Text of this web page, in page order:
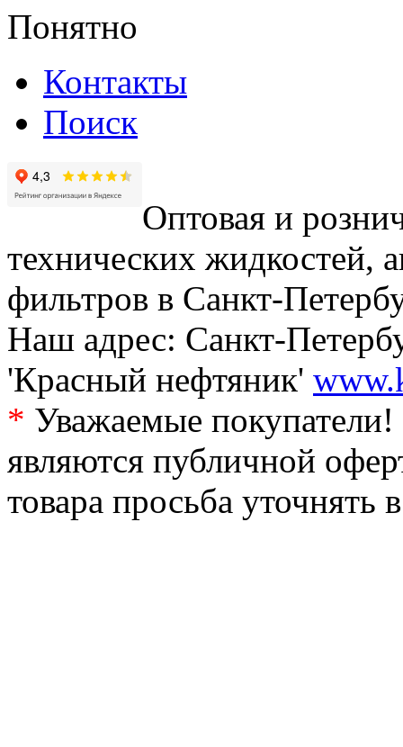
Понятно
Контакты
Поиск
Оптовая и
технических жидкостей,
фильтров в Санкт-
Наш адрес: Санкт-
'Красный нефтяник'
* Уважаемые
являются публичной
товара просьба уточнять